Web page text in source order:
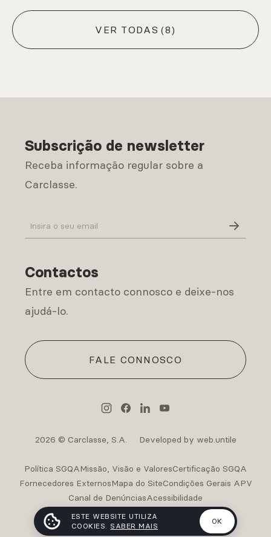
VER TODAS (8)
Subscrição de newsletter
Receba informação regular sobre a
Carclasse.
Contactos
Entre em contacto connosco e deixe-nos
ajudá-lo.
FALE CONNOSCO
2026 © Carclasse, S.A. Developed by web.untile
Política SGQAMissão, Visão e ValoresCertificação SGQA
Fornecedores ExternosMapa do SiteCondições Gerais APV
Canal de DenúnciasAcessibilidade
Intermediação de Crédito Carclasse
Intermediação de Crédito Carclasse II
ESTE WEBSITE UTILIZA
COOKIES. SABER MAIS
OK